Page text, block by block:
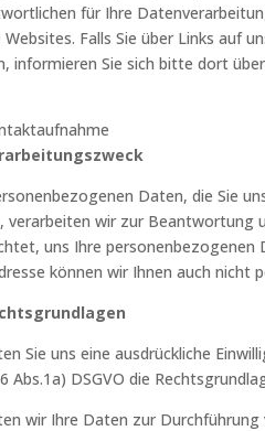
für Ihre
Websites. Falls Sie über Links auf
informieren Sie sich bitte dort
Daten, die Sie
verarbeiten wir zur Beantwortung
uns Ihre
können wir Ihnen auch nicht
Sie uns eine ausdrückliche
Abs.1a) DSGVO die
wir Ihre Daten zur